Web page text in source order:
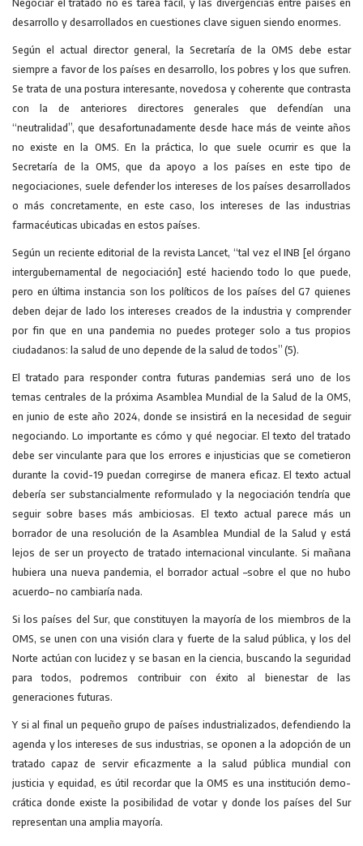
Negociar el tratado no es tarea fácil, y las divergencias entre países en
desa­rrollo y desarrollados en cuestiones clave siguen siendo enormes.
Según el actual director general, la Secretaría de la OMS debe estar
siempre a favor de los países en desa­rrollo, los pobres y los que sufren.
Se trata de una postura interesante, novedosa y coherente que contrasta
con la de anteriores directores generales que defendían una
“neutralidad”, que desa­fortunadamente desde hace más de veinte años
no existe en la OMS. En la práctica, lo que suele ocurrir es que la
Secretaría de la OMS, que da apoyo a los países en este tipo de
negociaciones, suele defender los intereses de los países desarrollados
o más concretamente, en este caso, los intereses de las industrias
farmacéuticas ubicadas en estos países.
Según un reciente editorial de la revista Lancet, “tal vez el INB [el órgano
intergubernamental de nego­ciación] esté haciendo todo lo que puede,
pero en última instancia son los políticos de los países del G7 quienes
deben dejar de lado los intereses creados de la industria y comprender
por fin que en una pandemia no puedes proteger solo a tus propios
ciudadanos: la salud de uno depende de la salud de todos” (5).
El tratado para responder contra futuras pandemias será uno de los
temas centrales de la próxima Asamblea Mundial de la Salud de la OMS,
en junio de este año 2024, donde se insistirá en la necesidad de seguir
negociando. Lo importante es cómo y qué negociar. El texto del tratado
debe ser vinculante para que los errores e injusticias que se cometieron
durante la covid-19 puedan corregirse de manera eficaz. El texto actual
debería ser substancialmente reformulado y la negociación tendría que
seguir sobre bases más ambiciosas. El texto actual parece más un
borrador de una resolución de la Asamblea Mundial de la Salud y está
lejos de ser un proyecto de tratado internacional vinculante. Si mañana
hubiera una nueva pandemia, el borrador actual –sobre el que no hubo
acuerdo– no cambiaría nada.
Si los países del Sur, que constituyen la mayoría de los miembros de la
OMS, se unen con una visión clara y fuerte de la salud pública, y los del
Norte actúan con lucidez y se basan en la ciencia, buscando la seguridad
para todos, podremos contribuir con éxito al bienestar de las
generaciones futuras.
Y si al final un pequeño grupo de países industrializados, defendiendo la
agenda y los intereses de sus industrias, se oponen a la adopción de un
tratado capaz de servir eficazmente a la salud pública mundial con
justicia y equidad, es útil recordar que la OMS es una institución demo­
crática donde existe la posibilidad de votar y donde los países del Sur
representan una amplia mayoría.